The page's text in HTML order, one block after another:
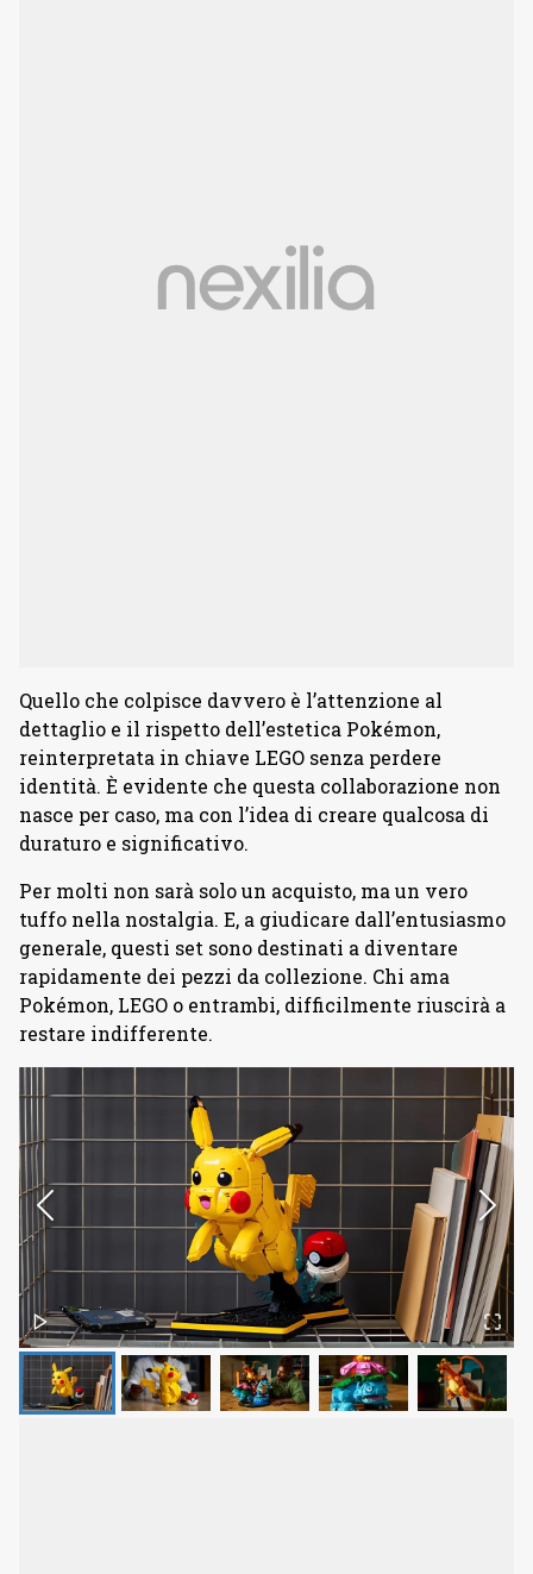
Quello che colpisce davvero è l’attenzione al
dettaglio e il rispetto dell’estetica Pokémon,
reinterpretata in chiave LEGO senza perdere
identità. È evidente che questa collaborazione non
nasce per caso, ma con l’idea di creare qualcosa di
duraturo e significativo.
Per molti non sarà solo un acquisto, ma un vero
tuffo nella nostalgia. E, a giudicare dall’entusiasmo
generale, questi set sono destinati a diventare
rapidamente dei pezzi da collezione. Chi ama
Pokémon, LEGO o entrambi, difficilmente riuscirà a
restare indifferente.